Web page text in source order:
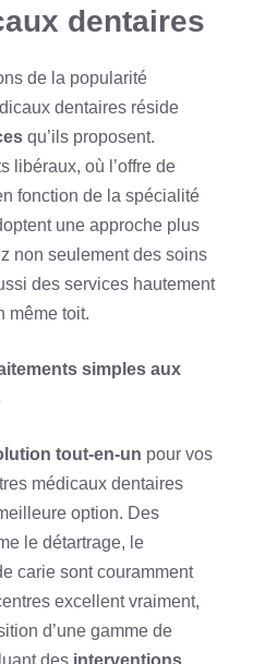
dentaires
de la popularité
dentaires réside
qu’ils proposent.
libéraux, où l’offre de
fonction de la spécialité
une approche plus
non seulement des soins
des services hautement
même toit.
simples aux
tout-en-un pour vos
médicaux dentaires
option. Des
le détartrage, le
carie sont couramment
excellent vraiment,
d’une gamme de
des interventions